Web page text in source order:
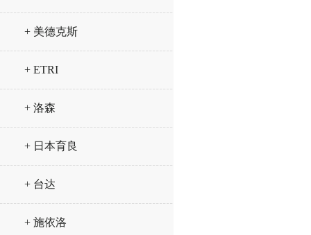
+ 美德克斯
+ ETRI
+ 洛森
+ 日本育良
+ 台达
+ 施依洛